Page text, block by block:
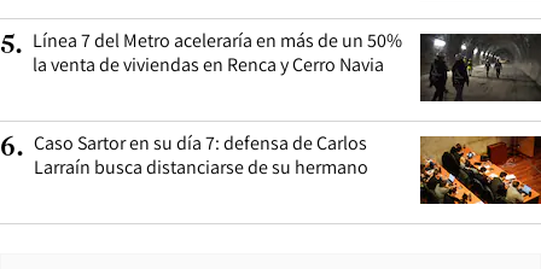
5. Línea 7 del Metro aceleraría en más de un 50%
la venta de viviendas en Renca y Cerro Navia
6. Caso Sartor en su día 7: defensa de Carlos
Larraín busca distanciarse de su hermano